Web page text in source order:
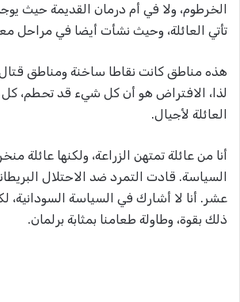
الخرطوم، ولا في أم درمان القديمة حيث
تأتي العائلة، وحيث نشأت أيضا في مراحل
هذه مناطق كانت نقاطا ساخنة ومناطق
لذا، الافتراض هو أن كل شيء قد تحطم،
العائلة لأجيال.
أنا من عائلة تمتهن الزراعة، ولكنها عائلة
السياسة. قادت التمرد ضد الاحتلال
عشر. أنا لا أشارك في السياسة السودانية،
ذلك بقوة، وطاولة طعامنا بمثابة برلمان.